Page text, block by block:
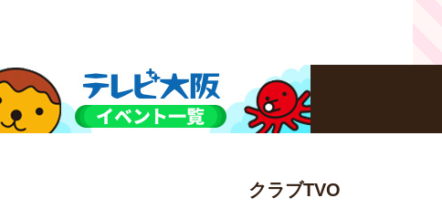
クラブTVO